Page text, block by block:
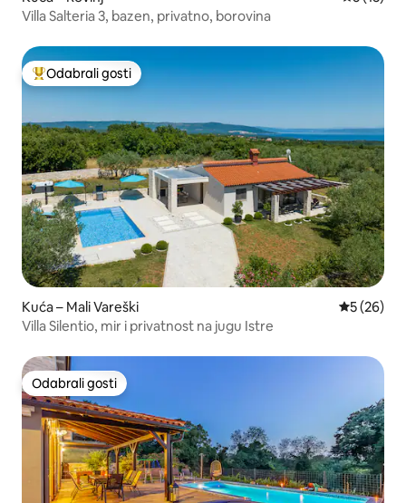
Villa Salteria 3, bazen, privatno, borovina
Među najviše rangiranima s oznakom „Odabrali gosti”
Odabrali gosti
Kuća – Mali Vareški Prosječna
5 (26)
Villa Silentio, mir i privatnost na jugu Istre
Odabrali gosti
Odabrali gosti